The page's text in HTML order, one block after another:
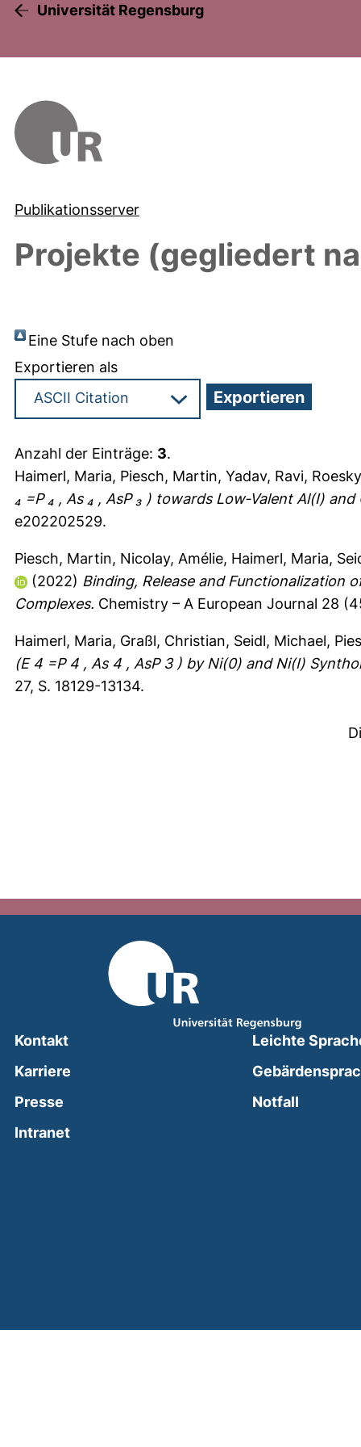
Universität Regensburg
Publikationsserver
Projekte (gegliedert
Eine Stufe nach oben
Exportieren als
Anzahl der Einträge: 3.
Haimerl, Maria, Piesch, Martin, Yadav, Ravi,
₄ =P ₄ , As ₄ , AsP ₃ ) towards Low‐Valent Al(I)
e202202529.
Piesch, Martin, Nicolay, Amélie, Haimerl, Maria,
(2022) Binding, Release and Functionalization
Complexes. Chemistry – A European Journal 28
Haimerl, Maria, Graßl, Christian, Seidl, Michael,
(E 4 =P 4 , As 4 , AsP 3 ) by Ni(0) and Ni(I)
27, S. 18129-13134.
Kontakt
Karriere
Presse
Intranet(external link, opens in a new window)
Leichte
Notfall